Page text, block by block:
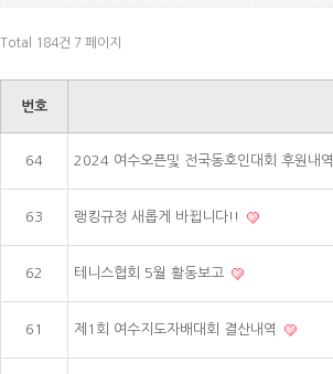
Total 184건 7 페이지
번호
64 2024 여수오픈및 전국동호인대회 후원내역
63 랭킹규정 새롭게 바뀝니다!!
62 테니스협회 5월 활동보고
61 제1회 여수지도자배대회 결산내역